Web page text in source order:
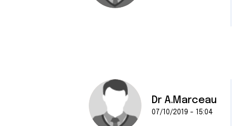
Dr A.Marceau
07/10/2019 - 15:04